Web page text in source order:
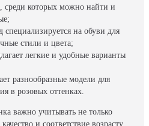
среди которых можно найти и
специализируется на обуви для
стили и цвета;
легкие и удобные варианты
разнообразные модели для
в розовых оттенках.
важно учитывать не только
и соответствие возрасту